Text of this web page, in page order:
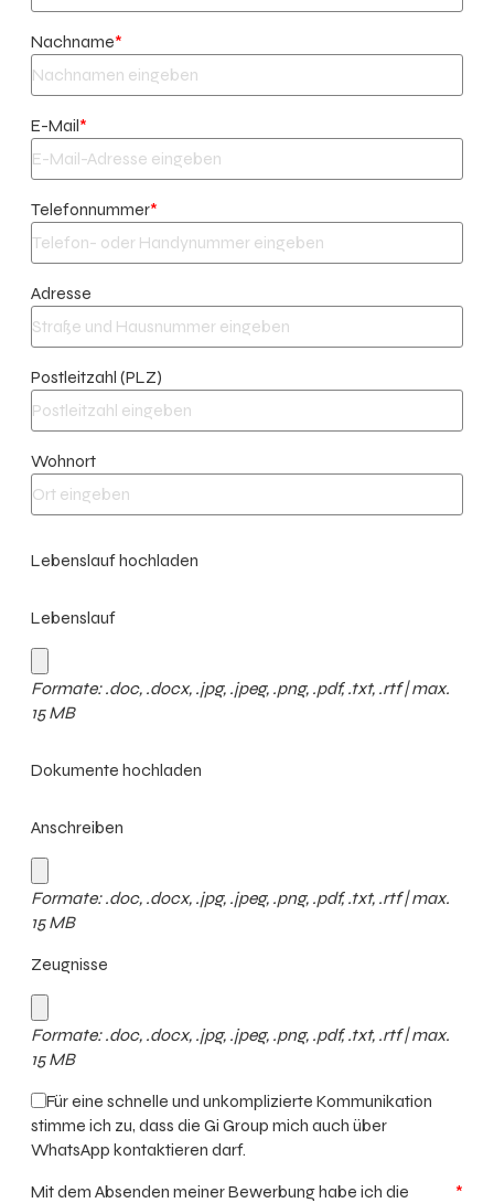
Nachname*
E-Mail*
Telefonnummer*
Adresse
Postleitzahl (PLZ)
Wohnort
Lebenslauf hochladen
Lebenslauf
Formate: .doc, .docx, .jpg, .jpeg, .png, .pdf, .txt, .rtf | max.
15 MB
Dokumente hochladen
Anschreiben
Formate: .doc, .docx, .jpg, .jpeg, .png, .pdf, .txt, .rtf | max.
15 MB
Zeugnisse
Formate: .doc, .docx, .jpg, .jpeg, .png, .pdf, .txt, .rtf | max.
15 MB
Für eine schnelle und unkomplizierte Kommunikation
stimme ich zu, dass die Gi Group mich auch über
WhatsApp kontaktieren darf.
*
Mit dem Absenden meiner Bewerbung habe ich die